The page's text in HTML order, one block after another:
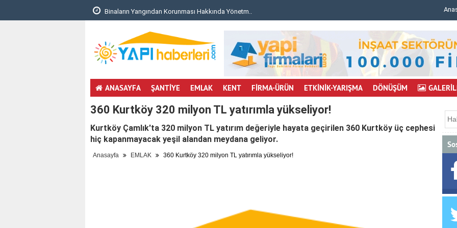
Dekar Zekeriyaköy Proje Detayları ve Konumu..
ANASAYFA ŞANTİYE EMLAK KENT FİRMA-ÜRÜN ETKİNİK-YARIŞMA DÖNÜŞÜM
360 Kurtköy 320 milyon TL yatırımla yükseliyor!
Kurtköy Çamlık'ta 320 milyon TL yatırım değeriyle hayata geçirilen 360 Kurtköy üç cephesi
hiç kapanmayacak yeşil alandan meydana geliyor.
Anasayfa EMLAK 360 Kurtköy 320 milyon TL yatırımla yükseliyor!